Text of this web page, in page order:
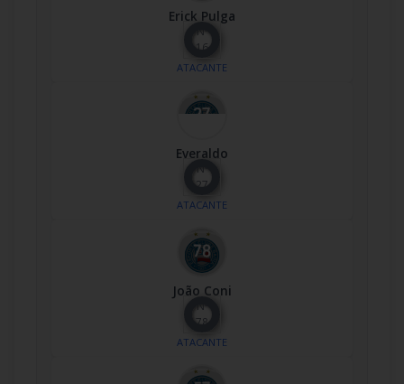
Erick Pulga
Nº
16
ATACANTE
Everaldo
Nº
27
ATACANTE
João Coni
Nº
78
ATACANTE